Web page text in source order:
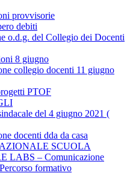
provvisorie
debiti
o.d.g. del Collegio dei Docenti
8 giugno
collegio docenti 11 giugno
PTOF
del 4 giugno 2021 (
docenti dda da casa
SCUOLA
LABS – Comunicazione
formativo